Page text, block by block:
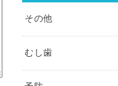
その他
むし歯